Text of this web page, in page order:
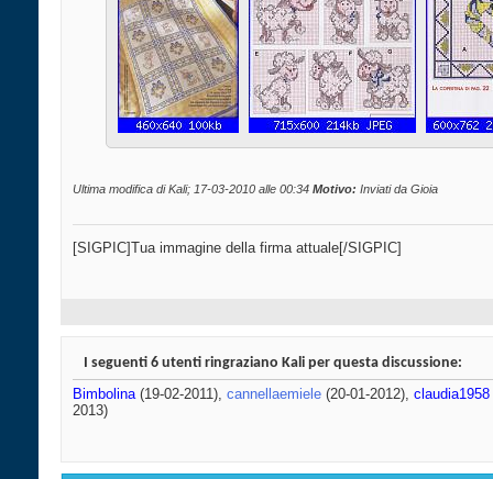
Ultima modifica di Kali; 17-03-2010 alle 00:34 Motivo: Inviati da Gioia
[SIGPIC]Tua immagine della firma attuale[/SIGPIC]
I seguenti 6 utenti ringraziano Kali per questa discussione:
Bimbolina(19-02-2011), cannellaemiele (20-01-2012), claudia1958
2013)